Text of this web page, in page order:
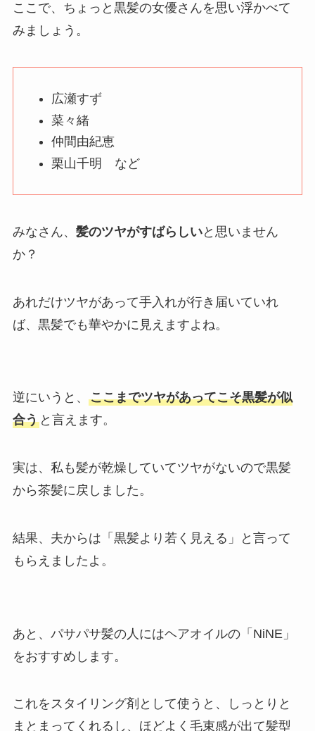
ここで、ちょっと黒髪の女優さんを思い浮かべて
みましょう。
広瀬すず
菜々緒
仲間由紀恵
栗山千明 など
みなさん、 髪のツヤがすばらしいと思いません
か？
あれだけツヤがあって手入れが行き届いていれ
ば、黒髪でも華やかに見えますよね。
逆にいうと、 ここまでツヤがあってこそ黒髪が似
合うと言えます。
実は、私も髪が乾燥していてツヤがないので黒髪
から茶髪に戻しました。
結果、夫からは「黒髪より若く見える」と言って
もらえましたよ。
あと、パサパサ髪の人にはヘアオイルの「NiNE」
をおすすめします。
これをスタイリング剤として使うと、しっとりと
まとまってくれるし、ほどよく毛束感が出て髪型